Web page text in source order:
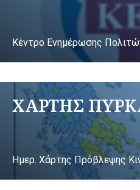
Κέντρο Ενημέρωσης
ΧΑΡΤΗΣ
Ημερ. Χάρτης Πρόβλεψης